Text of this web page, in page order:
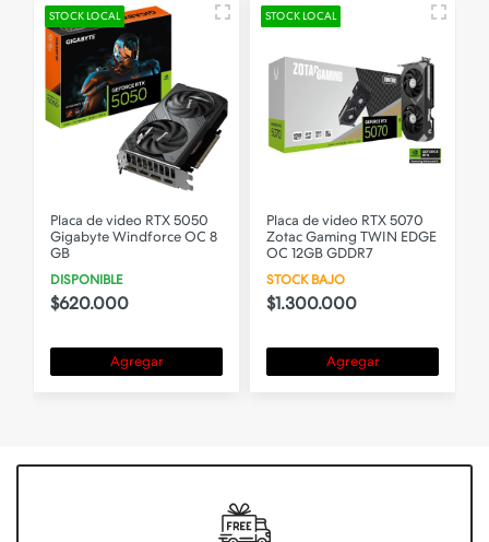
STOCK LOCAL
Placa de video RTX 5050
Gigabyte Windforce OC 8
GB
DISPONIBLE
$620.000
Agregar
STOCK LOCAL
Placa de video RTX 5070
Zotac Gaming TWIN EDGE
OC 12GB GDDR7
STOCK BAJO
$1.300.000
Agregar